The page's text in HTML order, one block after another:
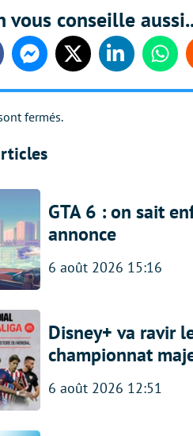
vous conseille
MessengerTwitter Linkedin
fermés.
GTA 6 : on sait
annonce
6 août 2026 15:16
Disney+ va ravir
championnat
6 août 2026 12:51